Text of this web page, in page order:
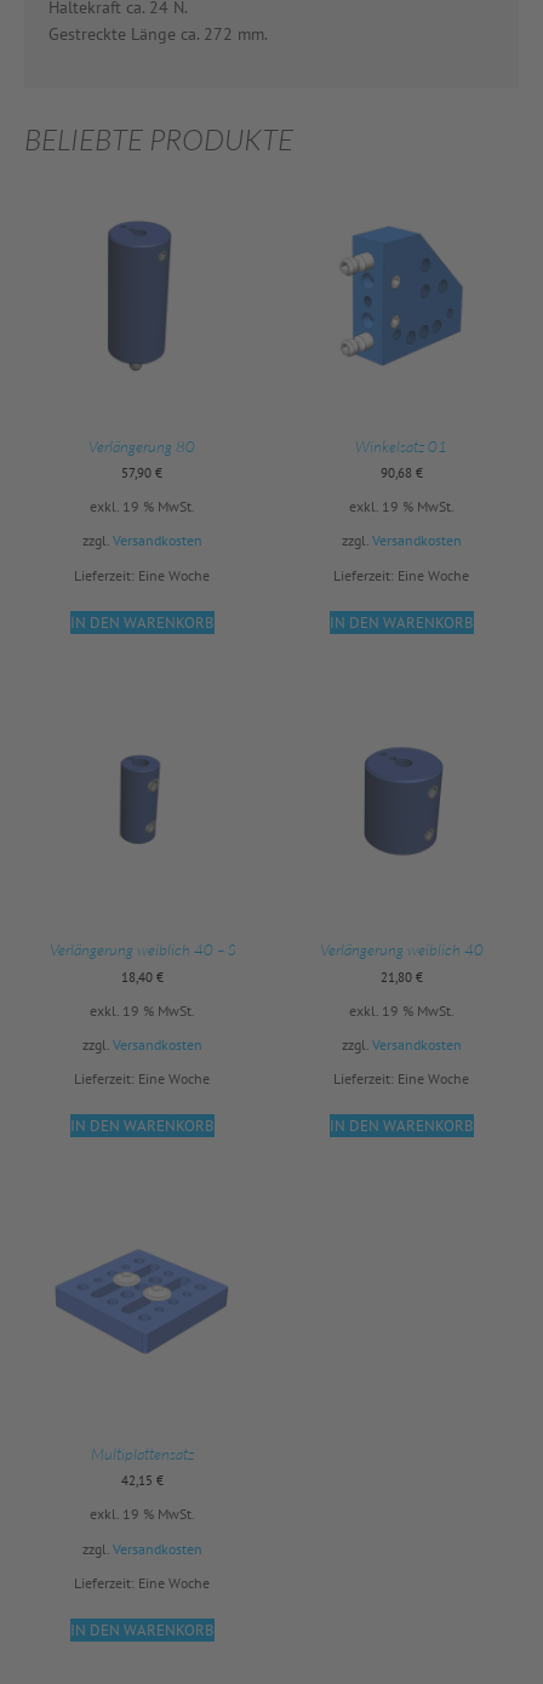
Haltekraft ca. 24 N.
Gestreckte Länge ca. 272 mm.
BELIEBTE PRODUKTE
Verlängerung 80
57,90 €
exkl. 19 % MwSt.
zzgl. Versandkosten
Lieferzeit: Eine Woche
IN DEN WARENKORB
Winkelsatz 01
90,68 €
exkl. 19 % MwSt.
zzgl. Versandkosten
Lieferzeit: Eine Woche
IN DEN WARENKORB
Verlängerung weiblich 40 – S
18,40 €
exkl. 19 % MwSt.
zzgl. Versandkosten
Lieferzeit: Eine Woche
IN DEN WARENKORB
Verlängerung weiblich 40
21,80 €
exkl. 19 % MwSt.
zzgl. Versandkosten
Lieferzeit: Eine Woche
IN DEN WARENKORB
Multiplattensatz
42,15 €
exkl. 19 % MwSt.
zzgl. Versandkosten
Lieferzeit: Eine Woche
IN DEN WARENKORB